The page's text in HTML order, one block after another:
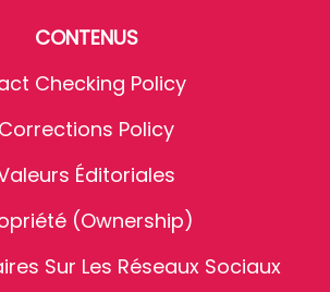
CONTENUS
Checking Policy
Corrections Policy
Éditoriales
(Ownership)
Sur Les Réseaux Sociaux